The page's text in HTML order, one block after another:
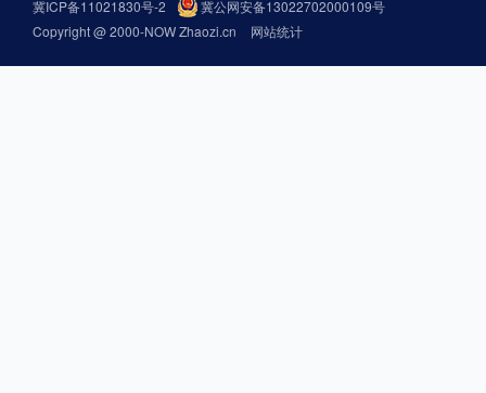
冀ICP备11021830号-2
冀公网安备13022702000109号
Copyright @ 2000-NOW Zhaozi.cn
网站统计